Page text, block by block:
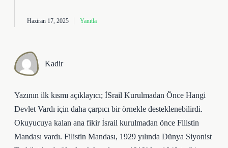
Haziran 17, 2025 Yanıtla
Kadir
Yazının ilk kısmı açıklayıcı; İSrail Kurulmadan Önce Hangi
Devlet Vardı için daha çarpıcı bir örnekle desteklenebilirdi.
Okuyucuya kalan ana fikir İsrail kurulmadan önce Filistin
Mandası vardı. Filistin Mandası, 1929 yılında Dünya Siyonist